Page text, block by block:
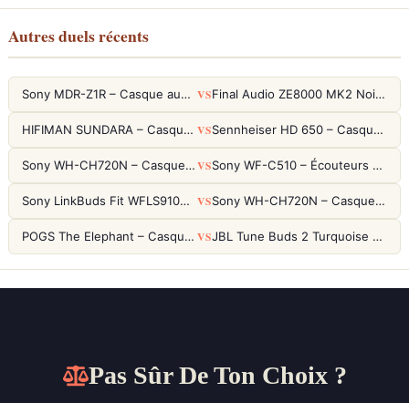
Autres duels récents
Sony MDR-Z1R – Casque audiophile fermé haute résolution VS Final Audio ZE8000 MK2 Noir – Écouteurs True Wireless audiophiles 8K Sound
HIFIMAN SUNDARA – Casque Planar Magnetic Ouvert Over-Ear Audiophile VS Sennheiser HD 650 – Casque audiophile ouvert pour l'écoute analytique
Sony WH-CH720N – Casque ANC 35h, Ultra-léger (192g) avec Processeur V1 VS Sony WF-C510 – Écouteurs True Wireless compacts, autonomie 22h et multipoint
Sony LinkBuds Fit WFLS910NW Blanc – Écouteurs Sport Ailes ANC VS Sony WH-CH720N – Casque ANC 35h, Ultra-léger (192g) avec Processeur V1
POGS The Elephant – Casque Filaire Enfants 85dB POGS-Safe™ (Éco-Responsable) VS JBL Tune Buds 2 Turquoise – Écouteurs True Wireless avec ANC et autonomie 48h
Pas Sûr De Ton Choix ?